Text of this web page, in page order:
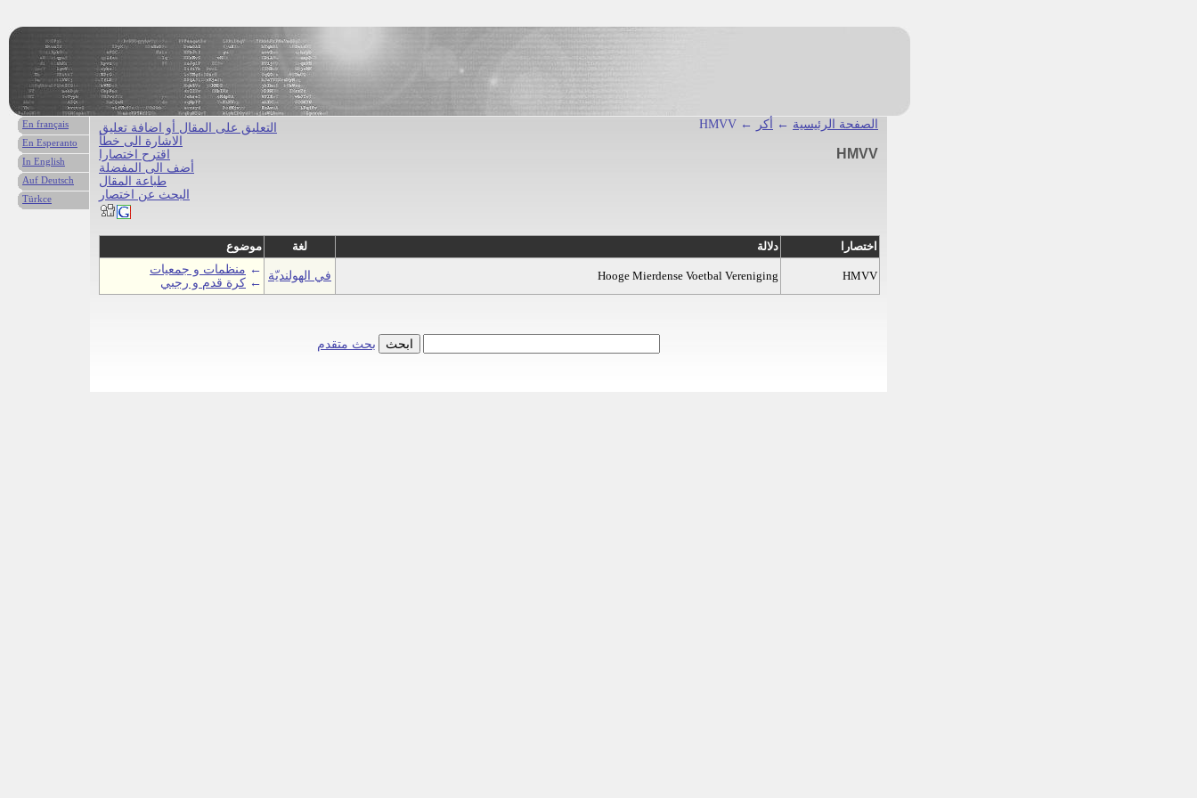
التعليق على المقال أو اضافة تعليق
الاشارة الى خطأ
اقترح اختصارا
أضف الى المفضلة
طباعة المقال
البحث عن اختصار
الصفحة الرئيسية ← أكر ← HMVV
HMVV
موضوع لغة دلالة
اختصارا
← منظمات و جمعيات
← كرة قدم و رجبي
في الهولنديّة Hooge Mierdense Voetbal Vereniging HMVV
بحث متقدم
En français
En Esperanto
In English
Auf Deutsch
Türkce